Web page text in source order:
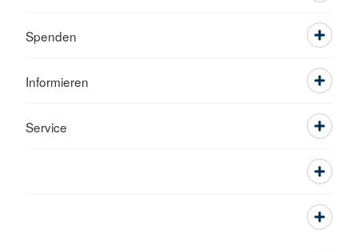
Spenden
Informieren
Service